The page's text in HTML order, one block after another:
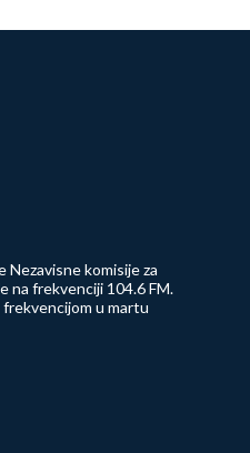
Nezavisne komisije za
na frekvenciji 104.6 FM.
frekvencijom u martu